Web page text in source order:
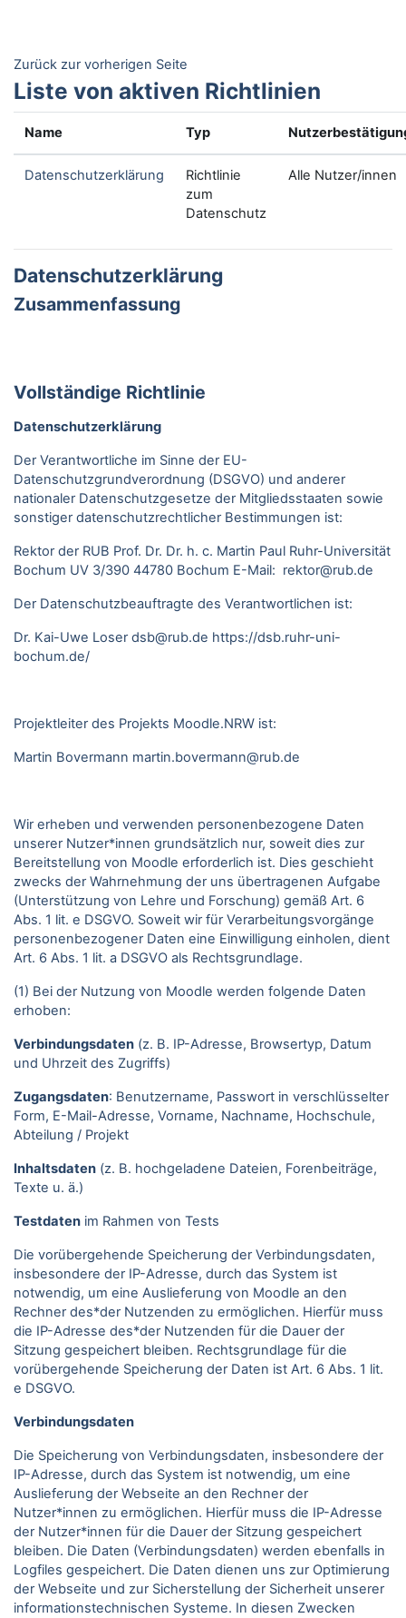
Zurück zur vorherigen Seite
Liste von aktiven Richtlinien
Name Typ
Datenschutzerklärung
Richtlinie
zum
Datenschutz
Alle Nutzer/innen
Datenschutzerklärung
Zusammenfassung
Vollständige Richtlinie
Datenschutzerklärung
Der Verantwortliche im Sinne der EU-
Datenschutzgrundverordnung (DSGVO) und anderer
nationaler Datenschutzgesetze der Mitgliedsstaaten sowie
sonstiger datenschutzrechtlicher Bestimmungen ist:
Rektor der RUB Prof. Dr. Dr. h. c. Martin Paul Ruhr-Universität
Bochum UV 3/390 44780 Bochum E-Mail: rektor@rub.de
Der Datenschutzbeauftragte des Verantwortlichen ist:
Dr. Kai-Uwe Loser dsb@rub.de https://dsb.ruhr-uni-
bochum.de/
Projektleiter des Projekts Moodle.NRW ist:
Martin Bovermann martin.bovermann@rub.de
Wir erheben und verwenden personenbezogene Daten
unserer Nutzer*innen grundsätzlich nur, soweit dies zur
Bereitstellung von Moodle erforderlich ist. Dies geschieht
zwecks der Wahrnehmung der uns übertragenen Aufgabe
(Unterstützung von Lehre und Forschung) gemäß Art. 6
Abs. 1 lit. e DSGVO. Soweit wir für Verarbeitungsvorgänge
personenbezogener Daten eine Einwilligung einholen, dient
Art. 6 Abs. 1 lit. a DSGVO als Rechtsgrundlage.
(1) Bei der Nutzung von Moodle werden folgende Daten
erhoben:
Verbindungsdaten (z. B. IP-Adresse, Browsertyp, Datum
und Uhrzeit des Zugriffs)
Zugangsdaten: Benutzername, Passwort in verschlüsselter
Form, E-Mail-Adresse, Vorname, Nachname, Hochschule,
Abteilung / Projekt
Inhaltsdaten (z. B. hochgeladene Dateien, Forenbeiträge,
Texte u. ä.)
Testdaten im Rahmen von Tests
Die vorübergehende Speicherung der Verbindungsdaten,
insbesondere der IP-Adresse, durch das System ist
notwendig, um eine Auslieferung von Moodle an den
Rechner des*der Nutzenden zu ermöglichen. Hierfür muss
die IP-Adresse des*der Nutzenden für die Dauer der
Sitzung gespeichert bleiben. Rechtsgrundlage für die
vorübergehende Speicherung der Daten ist Art. 6 Abs. 1 lit.
e DSGVO.
Verbindungsdaten
Die Speicherung von Verbindungsdaten, insbesondere der
IP-Adresse, durch das System ist notwendig, um eine
Auslieferung der Webseite an den Rechner der
Nutzer*innen zu ermöglichen. Hierfür muss die IP-Adresse
der Nutzer*innen für die Dauer der Sitzung gespeichert
bleiben. Die Daten (Verbindungsdaten) werden ebenfalls in
Logfiles gespeichert. Die Daten dienen uns zur Optimierung
der Webseite und zur Sicherstellung der Sicherheit unserer
informationstechnischen Systeme. In diesen Zwecken